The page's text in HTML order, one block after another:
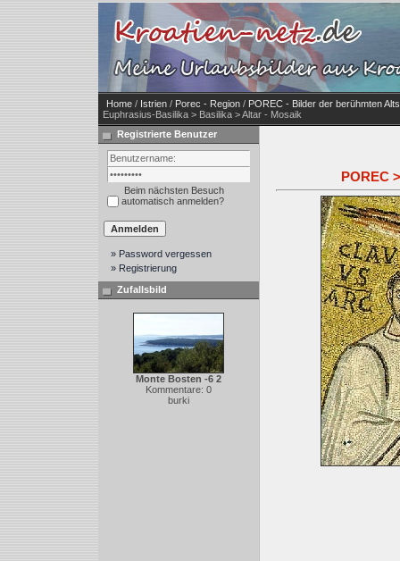
Home / Istrien / Porec - Region / POREC - Bilder der berühmten
Euphrasius-Basilika > Basilika > Altar - Mosaik
Registrierte Benutzer
Beim nächsten Besuch
automatisch anmelden?
» Password vergessen
» Registrierung
Zufallsbild
Monte Bosten -6 2
Kommentare: 0
burki
POREC